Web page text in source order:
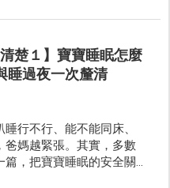
清楚１】寶寶睡眠怎麼
睡過夜一次釐清
行不行、能不能同床、
爸媽越緊張。其實，多數
，把寶寶睡眠的安全關